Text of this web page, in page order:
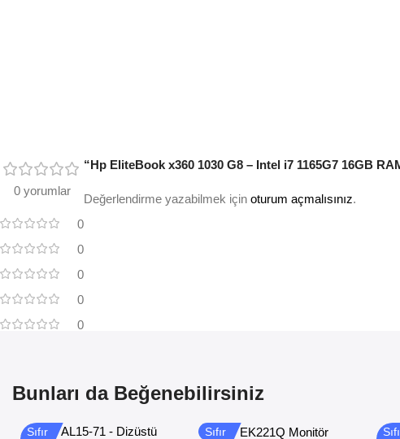
0 yorumlar
0
0
0
0
0
“Hp EliteBook x360 1030 G8 – Intel i7 1165G7 16GB
Değerlendirme yazabilmek için oturum açmalısınız.
Bunları da Beğenebilirsiniz
Sıfır Sıfır